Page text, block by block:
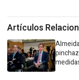
Artículos